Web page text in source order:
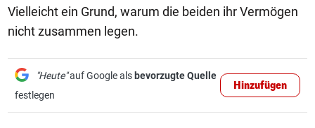
Vielleicht ein Grund, warum die beiden ihr Vermögen
nicht zusammen legen.
"Heute"auf Google als bevorzugte Quelle
festlegen
Hinzufügen